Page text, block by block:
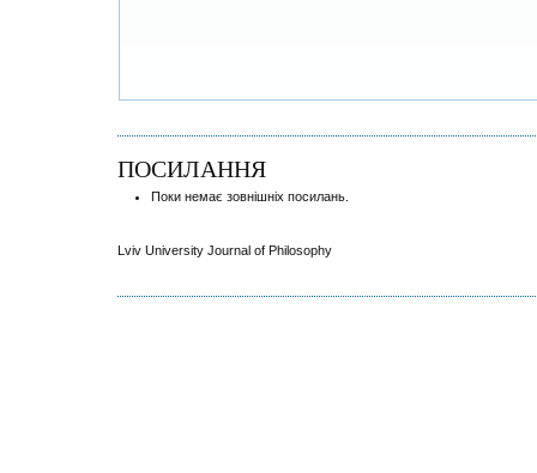
ПОСИЛАННЯ
Поки немає зовнішніх посилань.
Lviv University Journal of Philosophy